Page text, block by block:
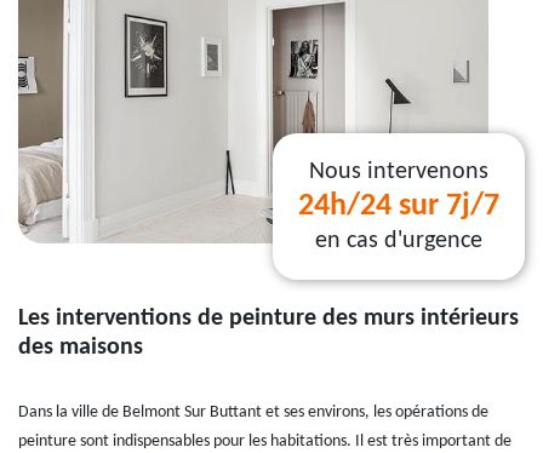
Nous intervenons
24h/24 sur 7j/7
en cas d'urgence
Les interventions de peinture des murs intérieurs
des maisons
Dans la ville de Belmont Sur Buttant et ses environs, les opérations de
peinture sont indispensables pour les habitations. Il est très important de